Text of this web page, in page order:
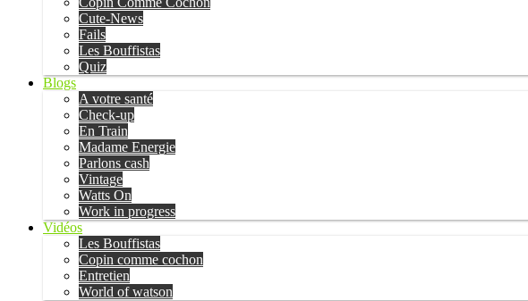
Cute-News
Fails
Les Bouffistas
Quiz
Blogs
A votre santé
Check-up
En Train
Madame Energie
Parlons cash
Vintage
Watts On
Work in progress
Vidéos
Les Bouffistas
Copin comme cochon
Entretien
World of watson